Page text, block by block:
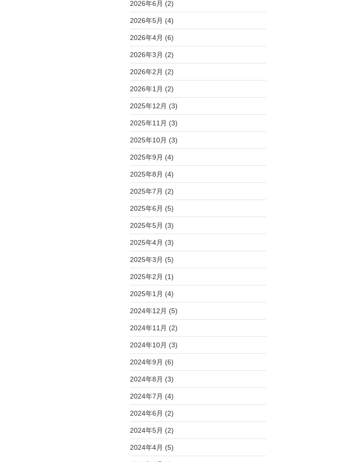
2026年6月 (2)
2026年5月 (4)
2026年4月 (6)
2026年3月 (2)
2026年2月 (2)
2026年1月 (2)
2025年12月 (3)
2025年11月 (3)
2025年10月 (3)
2025年9月 (4)
2025年8月 (4)
2025年7月 (2)
2025年6月 (5)
2025年5月 (3)
2025年4月 (3)
2025年3月 (5)
2025年2月 (1)
2025年1月 (4)
2024年12月 (5)
2024年11月 (2)
2024年10月 (3)
2024年9月 (6)
2024年8月 (3)
2024年7月 (4)
2024年6月 (2)
2024年5月 (2)
2024年4月 (5)